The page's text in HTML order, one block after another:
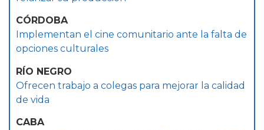
CÓRDOBA
Implementan el cine comunitario ante la falta de
opciones culturales
RÍO NEGRO
Ofrecen trabajo a colegas para mejorar la calidad
de vida
CABA